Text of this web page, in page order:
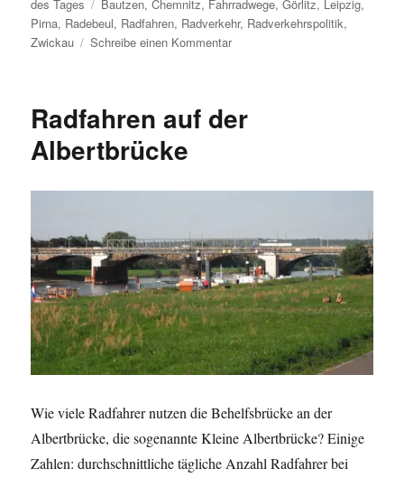
des Tages Schlagwörter
Bautzen,Chemnitz, Fahrradwege,Görlitz, Leipzig,
Pirna, Radebeul, Radfahren, Radverkehr, Radverkehrspolitik,
Zwickau
Schreibe einen Kommentarzu
2012:
Radfahren auf der
Albertbrücke
Wie viele Radfahrer nutzen die Behelfsbrücke an der
Albertbrücke, die sogenannte Kleine Albertbrücke? Einige
Zahlen: durchschnittliche tägliche Anzahl Radfahrer bei